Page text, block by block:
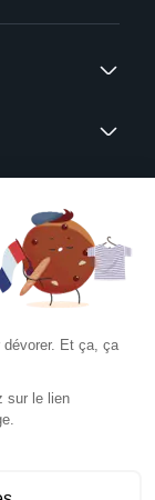
Et ça, ça
sur le lien